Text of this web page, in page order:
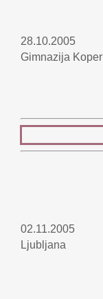
28.10.2005
Gimnazija Koper
02.11.2005
Ljubljana